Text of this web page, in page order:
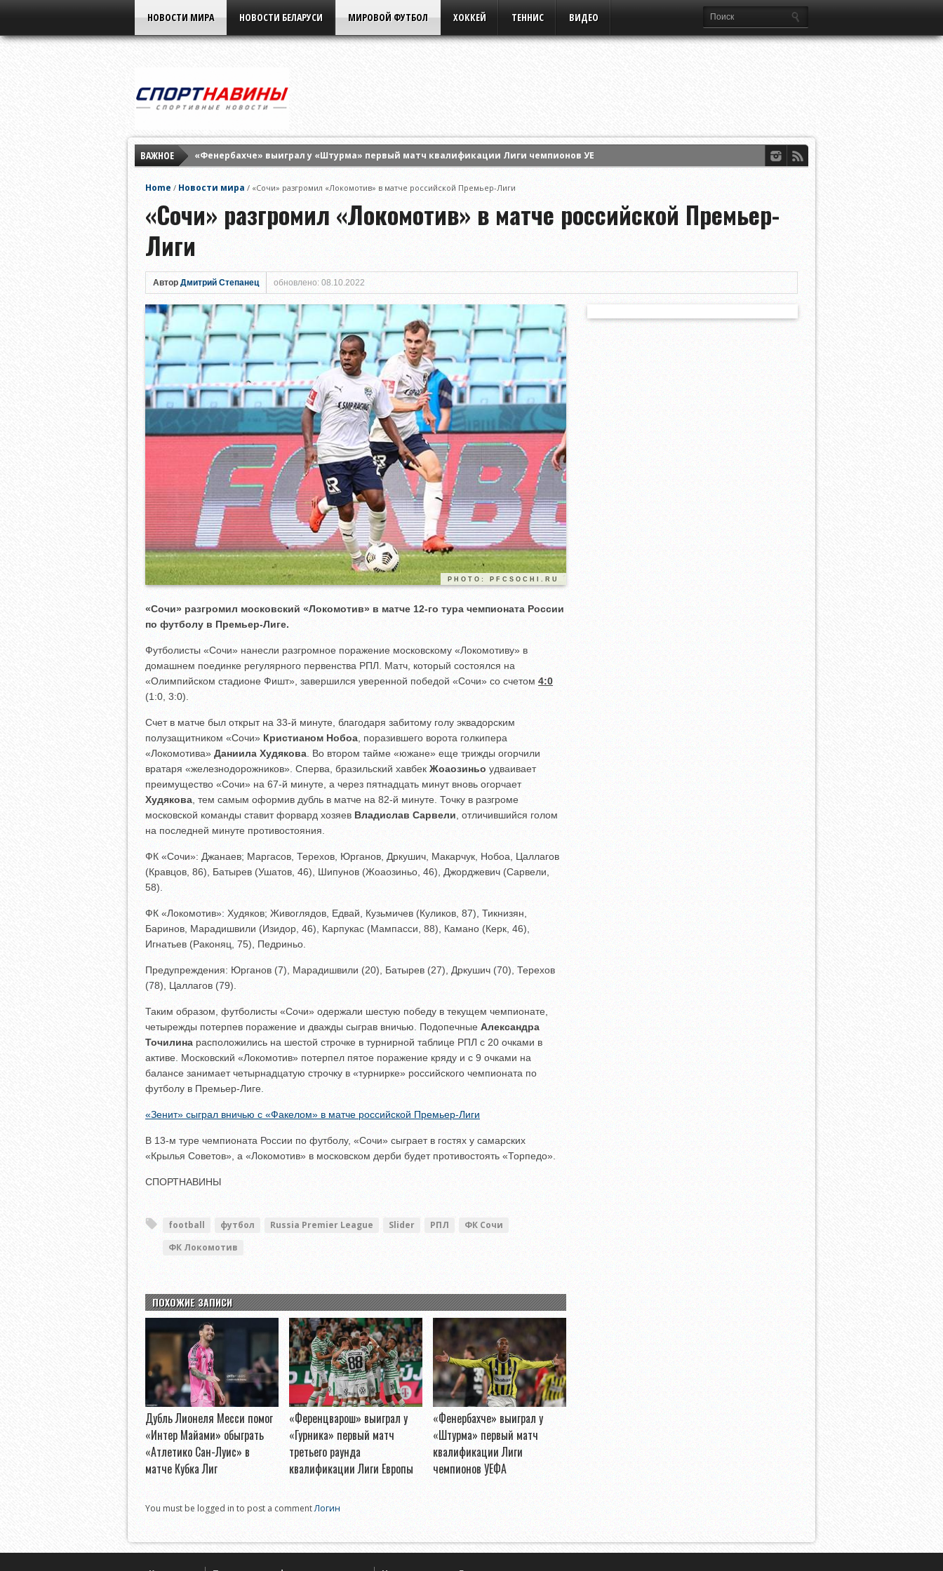
НОВОСТИ МИРА НОВОСТИ БЕЛАРУСИ МИРОВОЙ ФУТБОЛ ХОККЕЙ ТЕННИС ВИДЕО
ВАЖНОЕ
«Фенербахче» выиграл у «Штурма» первый матч квалификации Лиги чемпионов УЕФА
Home / Новости мира / «Сочи» разгромил «Локомотив» в матче российской Премьер-Лиги
«Сочи» разгромил «Локомотив» в матче российской Премьер-
Лиги
Автор Дмитрий Степанец обновлено: 08.10.2022
PHOTO: PFCSOCHI.RU
«Сочи» разгромил московский «Локомотив» в матче 12-го тура чемпионата России
по футболу в Премьер-Лиге.
Футболисты «Сочи» нанесли разгромное поражение московскому «Локомотиву» в
домашнем поединке регулярного первенства РПЛ. Матч, который состоялся на
«Олимпийском стадионе Фишт», завершился уверенной победой «Сочи» со счетом 4:0
(1:0, 3:0).
Счет в матче был открыт на 33-й минуте, благодаря забитому голу эквадорским
полузащитником «Сочи» Кристианом Нобоа , поразившего ворота голкипера
«Локомотива» Даниила Худякова . Во втором тайме «южане» еще трижды огорчили
вратаря «железнодорожников». Сперва, бразильский хавбек Жоаозиньо удваивает
преимущество «Сочи» на 67-й минуте, а через пятнадцать минут вновь огорчает
Худякова , тем самым оформив дубль в матче на 82-й минуте. Точку в разгроме
московской команды ставит форвард хозяев Владислав Сарвели , отличившийся голом
на последней минуте противостояния.
ФК «Сочи»: Джанаев; Маргасов, Терехов, Юрганов, Дркушич, Макарчук, Нобоа, Цаллагов
(Кравцов, 86), Батырев (Ушатов, 46), Шипунов (Жоаозиньо, 46), Джорджевич (Сарвели,
58).
ФК «Локомотив»: Худяков; Живоглядов, Едвай, Кузьмичев (Куликов, 87), Тикнизян,
Баринов, Марадишвили (Изидор, 46), Карпукас (Мампасси, 88), Камано (Керк, 46),
Игнатьев (Раконяц, 75), Педриньо.
Предупреждения: Юрганов (7), Марадишвили (20), Батырев (27), Дркушич (70), Терехов
(78), Цаллагов (79).
Таким образом, футболисты «Сочи» одержали шестую победу в текущем чемпионате,
четырежды потерпев поражение и дважды сыграв вничью. Подопечные Александра
Точилина расположились на шестой строчке в турнирной таблице РПЛ с 20 очками в
активе. Московский «Локомотив» потерпел пятое поражение кряду и с 9 очками на
балансе занимает четырнадцатую строчку в «турнирке» российского чемпионата по
футболу в Премьер-Лиге.
«Зенит» сыграл вничью с «Факелом» в матче российской Премьер-Лиги
В 13-м туре чемпионата России по футболу, «Сочи» сыграет в гостях у самарских
«Крылья Советов», а «Локомотив» в московском дерби будет противостоять «Торпедо».
СПОРТНАВИНЫ
football футбол Russia Premier League Slider РПЛ
ФК Сочи
ФК Локомотив
ПОХОЖИЕ ЗАПИСИ
Дубль Лионеля Месси помог
«Интер Майами» обыграть
«Атлетико Сан-Луис» в
матче Кубка Лиг
«Ференцварош» выиграл у
«Гурника» первый матч
третьего раунда
квалификации Лиги Европы
«Фенербахче» выиграл у
«Штурма» первый матч
квалификации Лиги
чемпионов УЕФА
You must be logged in to post a commentЛогин